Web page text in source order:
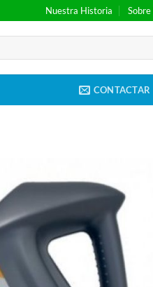
Nuestra Historia
CONTACTAR